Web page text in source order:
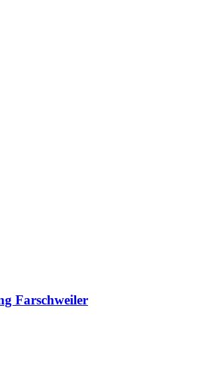
Farschweiler